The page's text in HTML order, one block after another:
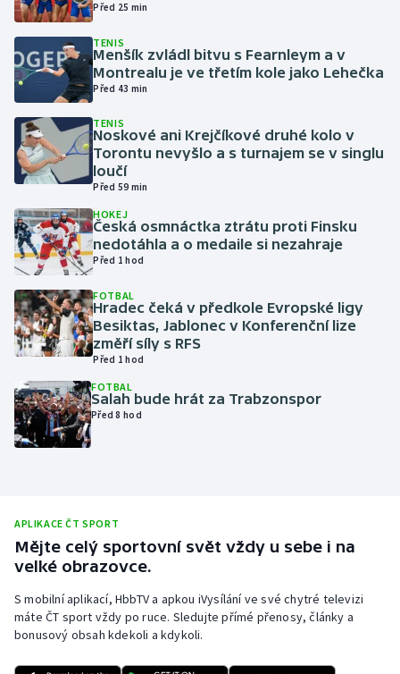
Házená
Jezdectví
Judo
Krasobruslení
Lyže a snowboard
Moderní pětiboj
Motorsport
Olympijské hry
Parasport
Plavání
Rychlostní kanoistika
Short track
Před 25 min
TENIS
Menšík zvládl bitvu s Fearnleym a v
Montrealu je ve třetím kole jako Lehečka
Před 43 min
TENIS
Noskové ani Krejčíkové druhé kolo v
Torontu nevyšlo a s turnajem se v singlu
loučí
Před 59 min
HOKEJ
Česká osmnáctka ztrátu proti Finsku
nedotáhla a o medaile si nezahraje
Před 1 hod
FOTBAL
Hradec čeká v předkole Evropské ligy
Besiktas, Jablonec v Konferenční lize
změří síly s RFS
Před 1 hod
FOTBAL
Salah bude hrát za Trabzonspor
Před 8 hod
APLIKACE ČT SPORT
Mějte celý sportovní svět vždy u sebe i na
velké obrazovce.
S mobilní aplikací, HbbTV a apkou iVysílání ve své chytré televizi
máte ČT sport vždy po ruce. Sledujte přímé přenosy, články a
bonusový obsah kdekoli a kdykoli.